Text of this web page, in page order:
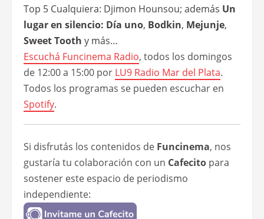
Top 5 Cualquiera: Djimon Hounsou; además Un
lugar en silencio: Día uno, Bodkin, Mejunje,
Sweet Tooth y más…
Escuchá Funcinema Radio, todos los domingos
de 12:00 a 15:00 por LU9 Radio Mar del Plata.
Todos los programas se pueden escuchar en
Spotify.
Si disfrutás los contenidos de Funcinema, nos
gustaría tu colaboración con un Cafecito para
sostener este espacio de periodismo
independiente: